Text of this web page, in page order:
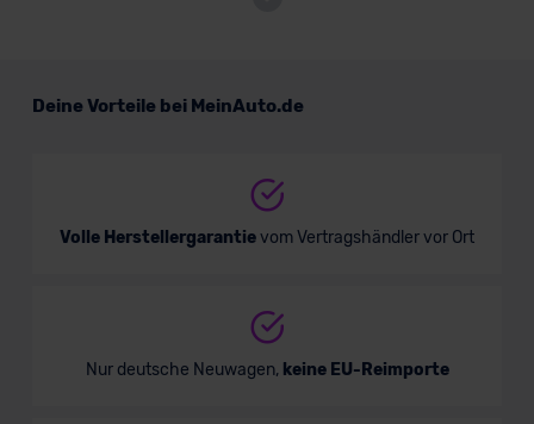
Deine Vorteile bei MeinAuto.de
Volle Herstellergarantievom Vertragshändler vor Ort
Nur deutsche Neuwagen, keine EU-Reimporte